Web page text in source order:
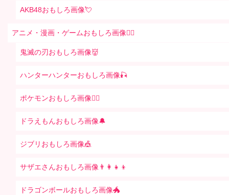
AKB48おもしろ画像💘
アニメ・漫画・ゲームおもしろ画像🧚‍♀️
鬼滅の刃おもしろ画像👹
ハンターハンターおもしろ画像🎣
ポケモンおもしろ画像🤹‍♂️
ドラえもんおもしろ画像🔔
ジブリおもしろ画像🎪
サザエさんおもしろ画像👨‍👩‍👧‍👦
ドラゴンボールおもしろ画像🐲